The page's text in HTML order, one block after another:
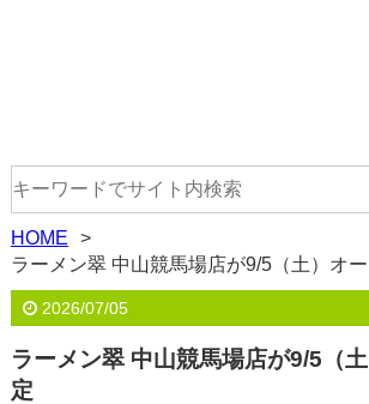
HOME
ラーメン翠 中山競馬場店が9/5（土）オ
2026/07/05
ラーメン翠 中山競馬場店が9/5（
定